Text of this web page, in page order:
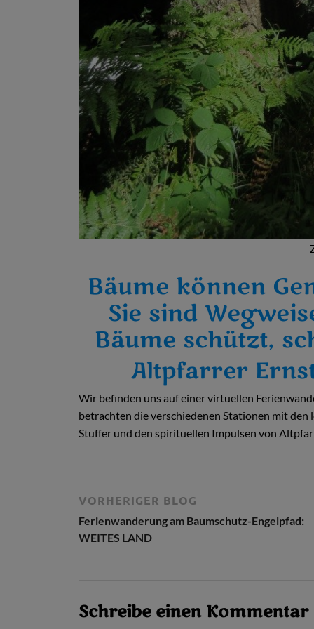
Bäume können
Sie sind
Bäume schützt,
Altpfarrer
Wir befinden uns auf einer virtuellen
betrachten die verschiedenen Stationen mit
Stuffer und den spirituellen Impulsen von
VORHERIGER BLOG
Ferienwanderung am Baumschutz-Engelpfad:
WEITES LAND
Schreibe einen Kommentar